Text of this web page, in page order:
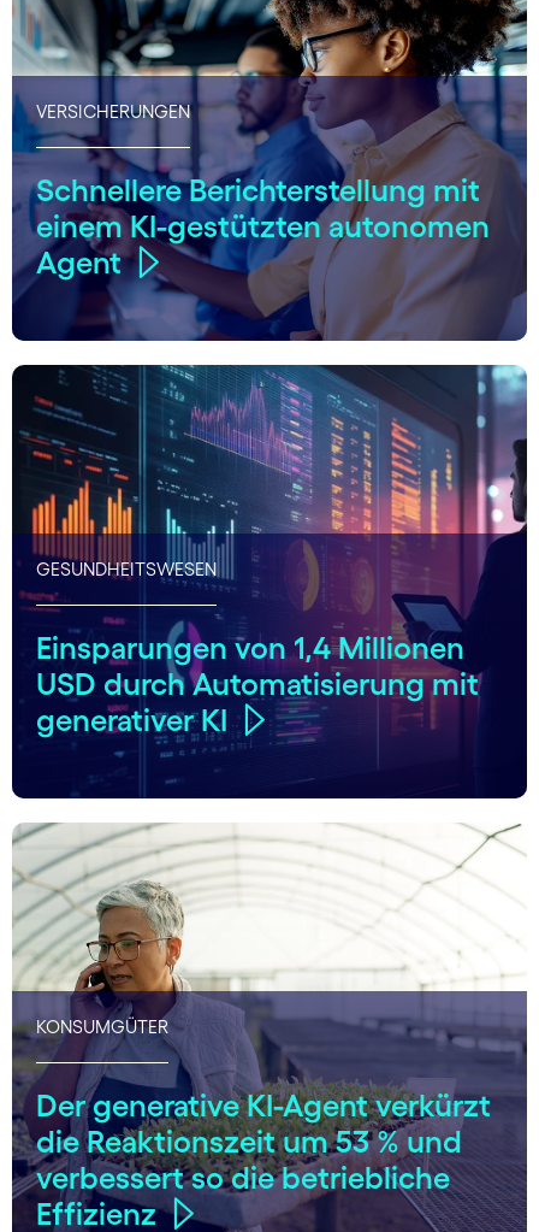
VERSICHERUNGEN
Schnellere Berichterstellung mit
einem KI-gestützten autonomen
Agent
GESUNDHEITSWESEN
Einsparungen von 1,4 Millionen
USD durch Automatisierung mit
generativer KI
KONSUMGÜTER
Der generative KI-Agent verkürzt
die Reaktionszeit um 53 % und
verbessert so die betriebliche
Effizienz